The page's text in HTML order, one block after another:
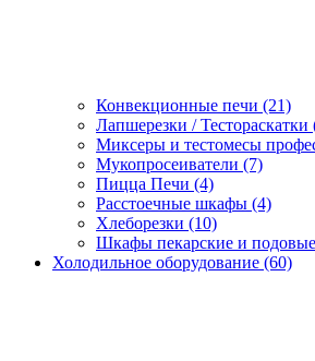
Конвекционные печи (21)
Лапшерезки / Тестораскатки
Миксеры и тестомесы
Мукопросеиватели (7)
Пицца Печи (4)
Расстоечные шкафы (4)
Хлеборезки (10)
Шкафы пекарские и
Холодильное оборудование (60)